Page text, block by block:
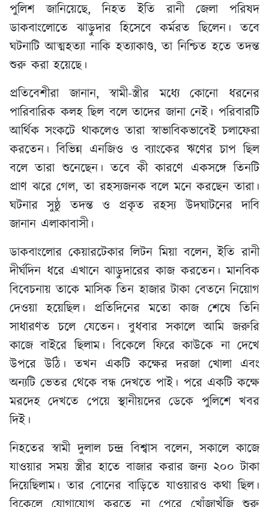
পুলিশ জানিয়েছে, নিহত ইতি রানী জেলা পরিষদ
ডাকবাংলোতে ঝাড়ুদার হিসেবে কর্মরত ছিলেন। তবে
ঘটনাটি আত্মহত্যা নাকি হত্যাকাণ্ড, তা নিশ্চিত হতে তদন্ত
শুরু করা হয়েছে।
প্রতিবেশীরা জানান, স্বামী-স্ত্রীর মধ্যে কোনো ধরনের
পারিবারিক কলহ ছিল বলে তাদের জানা নেই। পরিবারটি
আর্থিক সংকটে থাকলেও তারা স্বাভাবিকভাবেই চলাফেরা
করতেন। বিভিন্ন এনজিও ও ব্যাংকের ঋণের চাপ ছিল
বলে তারা শুনেছেন। তবে কী কারণে একসঙ্গে তিনটি
প্রাণ ঝরে গেল, তা রহস্যজনক বলে মনে করছেন তারা।
ঘটনার সুষ্ঠু তদন্ত ও প্রকৃত রহস্য উদঘাটনের দাবি
জানান এলাকাবাসী।
ডাকবাংলোর কেয়ারটেকার লিটন মিয়া বলেন, ইতি রানী
দীর্ঘদিন ধরে এখানে ঝাড়ুদারের কাজ করতেন। মানবিক
বিবেচনায় তাকে মাসিক তিন হাজার টাকা বেতনে নিয়োগ
দেওয়া হয়েছিল। প্রতিদিনের মতো কাজ শেষে তিনি
সাধারণত চলে যেতেন। বুধবার সকালে আমি জরুরি
কাজে বাইরে ছিলাম। বিকেলে ফিরে কাউকে না দেখে
উপরে উঠি। তখন একটি কক্ষের দরজা খোলা এবং
অন্যটি ভেতর থেকে বন্ধ দেখতে পাই। পরে একটি কক্ষে
মরদেহ দেখতে পেয়ে স্থানীয়দের ডেকে পুলিশে খবর
দিই।
নিহতের স্বামী দুলাল চন্দ্র বিশ্বাস বলেন, সকালে কাজে
যাওয়ার সময় স্ত্রীর হাতে বাজার করার জন্য ২০০ টাকা
দিয়েছিলাম। তার বোনের বাড়িতে যাওয়ারও কথা ছিল।